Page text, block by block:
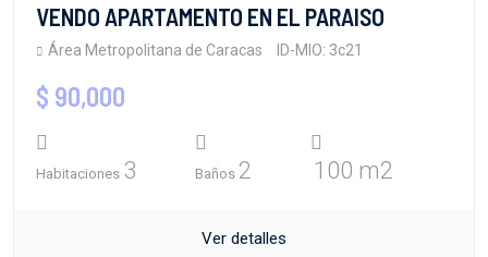
VENDO APARTAMENTO EN EL PARAISO
Área Metropolitana de Caracas ID-MIO: 3c21
$ 90,000
Habitaciones 3 Baños 2 100 m2
Ver detalles